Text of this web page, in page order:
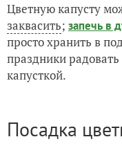
Цветную капусту
заквасить; запечь в
просто хранить в
праздники
капусткой.
Посадка